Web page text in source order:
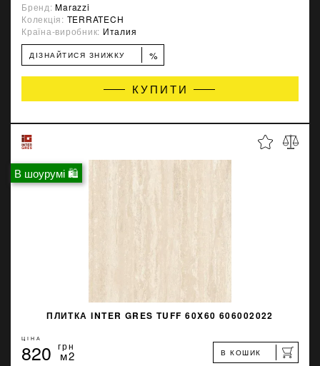
Бренд:Marazzi
Колекція: TERRATECH
Країна-виробник: Италия
ДІЗНАЙТИСЯ ЗНИЖКУ %
КУПИТИ
В шоурумі 🛍
ПЛИТКА INTER GRES TUFF 60X60 606002022
ЦІНА
820 грн
м2 В КОШИК